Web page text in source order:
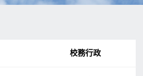
校務行政